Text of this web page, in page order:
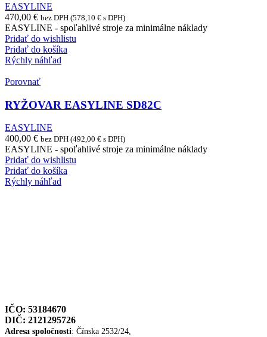
EASYLINE
470,00 € bez DPH (578,10 € s DPH)
EASYLINE - spoľahlivé stroje za minimálne náklady
Pridať do wishlistu
Pridať do košíka
Rýchly náhľad
Porovnať
RYŽOVAR EASYLINE SD82C
EASYLINE
400,00 € bez DPH (492,00 € s DPH)
EASYLINE - spoľahlivé stroje za minimálne náklady
Pridať do wishlistu
Pridať do košíka
Rýchly náhľad
IČO: 53184670
DIČ: 2121295726
Adresa spoločnosti: Čínska 2532/24,